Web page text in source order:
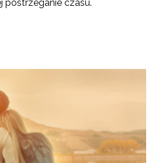
postrzeganie czasu.